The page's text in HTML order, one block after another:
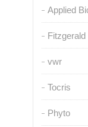
Applied
Fitzgerald
vwr
Tocris
Phyto